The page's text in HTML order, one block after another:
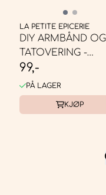
LA PETITE EPICERIE
DIY ARMBÅND OG
TATOVERING -
BLOMSTER
99,-
PÅ LAGER
KJØP